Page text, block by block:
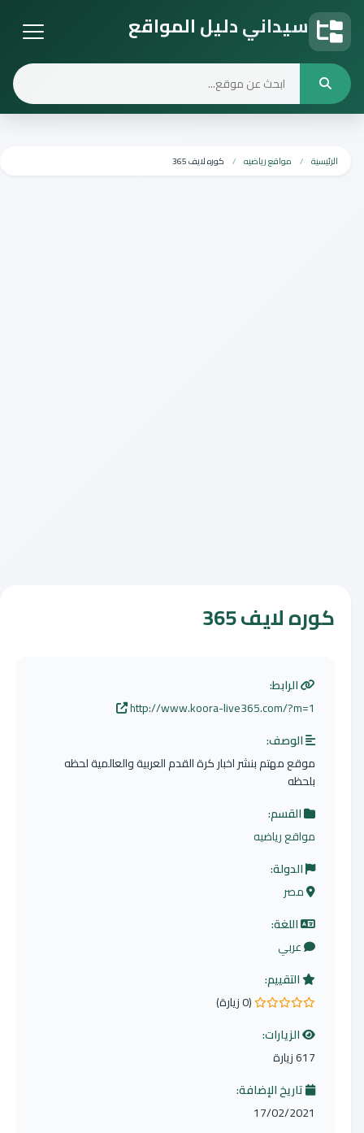
سيداني دليل المواقع
الرئيسية مواقع رياضيه كوره لايف 365
كوره لايف 365
الرابط:
http://www.koora-live365.com/?m=1
الوصف:
موقع مهتم بنشر اخبار كرة القدم العربية والعالمية لحظه
بلحظه
القسم:
مواقع رياضيه
الدولة:
مصر
اللغة:
عربي
التقييم:
0.0 من 5 نجوم
(0 زيارة)
الزيارات:
617 زيارة
تاريخ الإضافة:
17/02/2021